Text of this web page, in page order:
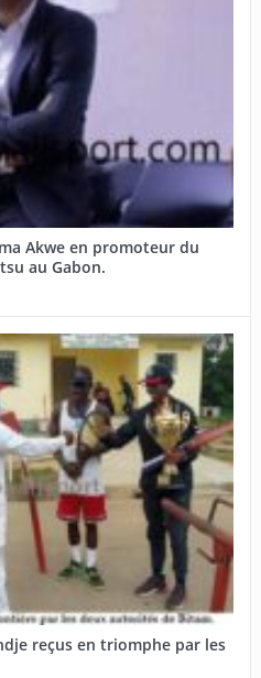
Akwe en promoteur du
au Gabon.
reçus en triomphe par les